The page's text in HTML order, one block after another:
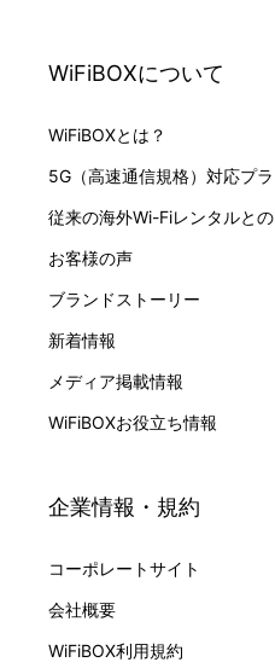
WiFiBOXについて
WiFiBOXとは？
5G（高速通信規格）対応プ
従来の海外Wi-Fiレンタルと
お客様の声
ブランドストーリー
新着情報
メディア掲載情報
WiFiBOXお役立ち情報
企業情報・規約
コーポレートサイト
会社概要
WiFiBOX利用規約